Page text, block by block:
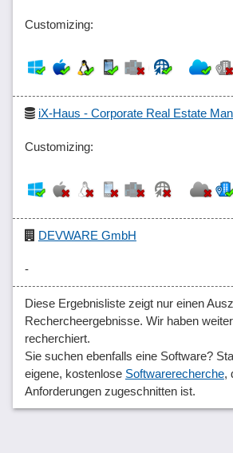
iX-Haus - Corporate Real Estate
DEVWARE GmbH
-
Diese Ergebnisliste zeigt nur einen
Rechercheergebnisse. Wir haben
recherchiert.
Sie suchen ebenfalls eine Software?
eigene, kostenlose Softwarerecherche,
Anforderungen zugeschnitten ist.